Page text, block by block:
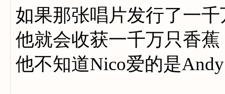
如果那张唱片发行了一千
他就会收获一千万只香蕉
他不知道Nico爱的是Andy